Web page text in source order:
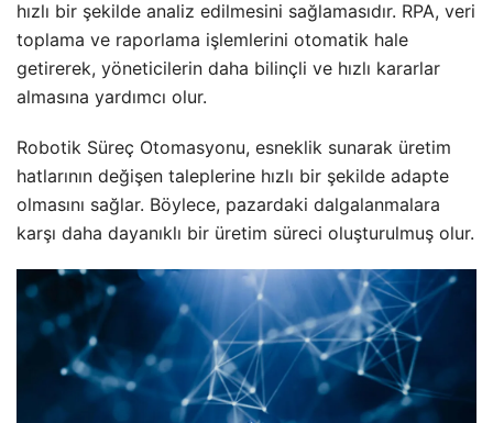
hızlı bir şekilde analiz edilmesini sağlamasıdır. RPA, veri
toplama ve raporlama işlemlerini otomatik hale
getirerek, yöneticilerin daha bilinçli ve hızlı kararlar
almasına yardımcı olur.
Robotik Süreç Otomasyonu, esneklik sunarak üretim
hatlarının değişen taleplerine hızlı bir şekilde adapte
olmasını sağlar. Böylece, pazardaki dalgalanmalara
karşı daha dayanıklı bir üretim süreci oluşturulmuş olur.